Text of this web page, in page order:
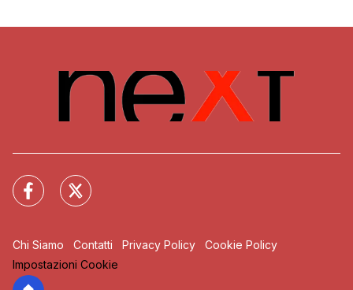
Chi Siamo Contatti Privacy Policy
Cookie Policy
Impostazioni Cookie